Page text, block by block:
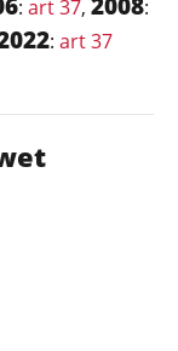
: art 37,
:
: art 37